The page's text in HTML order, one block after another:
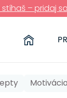
– pridaj
Motivácia